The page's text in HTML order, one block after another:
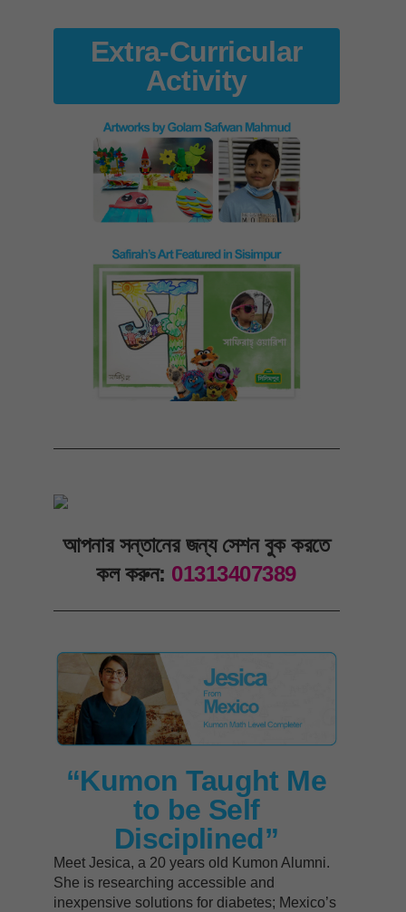
Extra-Curricular
Activity
আপনার সন্তানের জন্য সেশন বুক করতে
কল করুন: 01313407389
“Kumon Taught Me
to be Self
Disciplined”
Meet Jesica, a 20 years old Kumon Alumni.
She is researching accessible and
inexpensive solutions for diabetes; Mexico’s